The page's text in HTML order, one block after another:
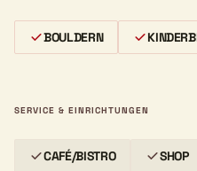
BOULDERN
SERVICE & EINRICHTUNGEN
CAFÉ/BISTRO SHOP